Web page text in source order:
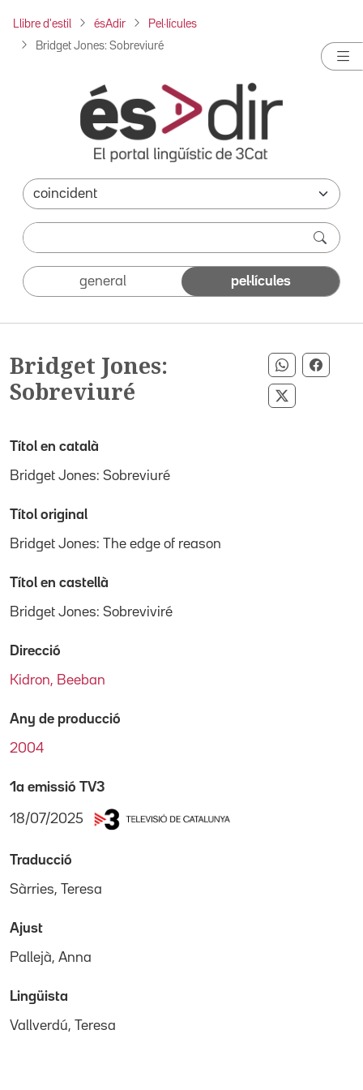
Llibre d'estil ésAdir Pel·lícules
Bridget Jones: Sobreviuré
general pel·lícules
Bridget Jones:
Sobreviuré
Compartir
Compartir
Títol en català
Bridget Jones: Sobreviuré
Títol original
Bridget Jones: The edge of reason
Títol en castellà
Bridget Jones: Sobreviviré
Direcció
Kidron, Beeban
Any de producció
2004
1a emissió TV3
18/07/2025
Traducció
Sàrries, Teresa
Ajust
Pallejà, Anna
Lingüista
Vallverdú, Teresa